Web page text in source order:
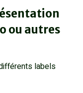
ou autres
labels